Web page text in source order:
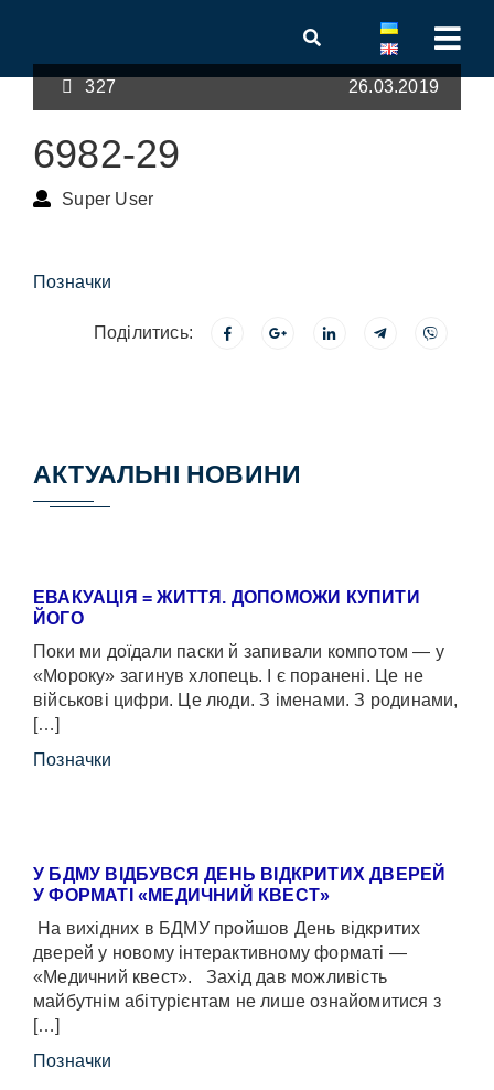
327 26.03.2019
6982-29
Super User
Позначки
Поділитись:
АКТУАЛЬНІ НОВИНИ
ЕВАКУАЦІЯ = ЖИТТЯ. ДОПОМОЖИ КУПИТИ
ЙОГО
Поки ми доїдали паски й запивали компотом — у
«Мороку» загинув хлопець. І є поранені. Це не
військові цифри. Це люди. З іменами. З родинами,
[…]
Позначки
У БДМУ ВІДБУВСЯ ДЕНЬ ВІДКРИТИХ ДВЕРЕЙ
У ФОРМАТІ «МЕДИЧНИЙ КВЕСТ»
На вихідних в БДМУ пройшов День відкритих
дверей у новому інтерактивному форматі —
«Медичний квест». Захід дав можливість
майбутнім абітурієнтам не лише ознайомитися з
[…]
Позначки